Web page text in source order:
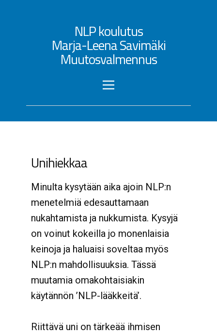
NLP koulutus
Marja-Leena Savimäki
Muutosvalmennus
Unihiekkaa
Minulta kysytään aika ajoin NLP:n
menetelmiä edesauttamaan
nukahtamista ja nukkumista. Kysyjä
on voinut kokeilla jo monenlaisia
keinoja ja haluaisi soveltaa myös
NLP:n mahdollisuuksia. Tässä
muutamia omakohtaisiakin
käytännön ’NLP-lääkkeitä’.
Riittävä uni on tärkeää ihmisen